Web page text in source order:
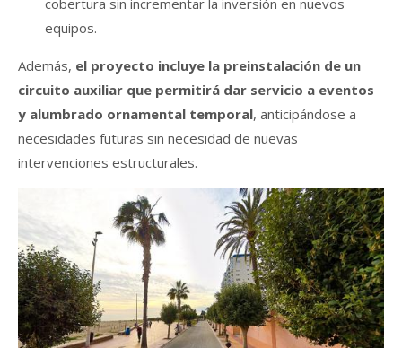
equipos.
Además, el proyecto incluye la preinstalación de un
circuito auxiliar que permitirá dar servicio a eventos
y alumbrado ornamental temporal, anticipándose a
necesidades futuras sin necesidad de nuevas
intervenciones estructurales.